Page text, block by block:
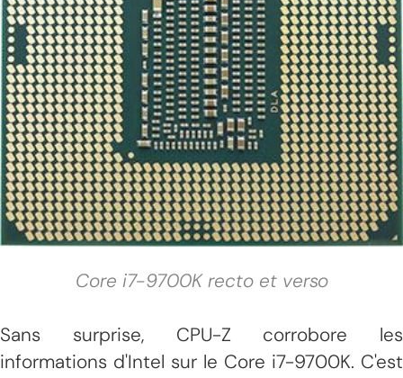
Core i7-9700K recto et verso
Sans surprise, CPU-Z corrobore les
informations d'Intel sur le Core i7-9700K. C'est